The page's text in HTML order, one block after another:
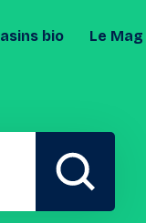
bio Le Mag